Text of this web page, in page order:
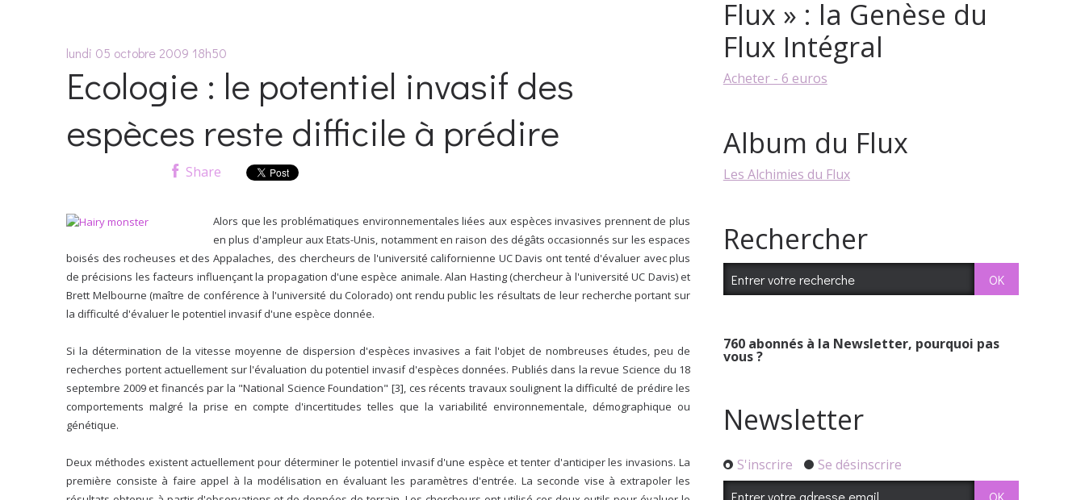
lundi 05 octobre 2009 18h50
Ecologie : le potentiel invasif des
espèces reste difficile à prédire
Share
Alors que les problématiques environnementales liées aux espèces invasives prennent de plus
en plus d'ampleur aux Etats-Unis, notamment en raison des dégâts occasionnés sur les espaces
boisés des rocheuses et des Appalaches, des chercheurs de l'université californienne UC Davis ont tenté d'évaluer avec plus
de précisions les facteurs influençant la propagation d'une espèce animale. Alan Hasting (chercheur à l'université UC Davis) et
Brett Melbourne (maître de conférence à l'université du Colorado) ont rendu public les résultats de leur recherche portant sur
la difficulté d'évaluer le potentiel invasif d'une espèce donnée.
Si la détermination de la vitesse moyenne de dispersion d'espèces invasives a fait l'objet de nombreuses études, peu de
recherches portent actuellement sur l'évaluation du potentiel invasif d'espèces données. Publiés dans la revue Science du 18
septembre 2009 et financés par la "National Science Foundation" [3], ces récents travaux soulignent la difficulté de prédire les
comportements malgré la prise en compte d'incertitudes telles que la variabilité environnementale, démographique ou
génétique.
Deux méthodes existent actuellement pour déterminer le potentiel invasif d'une espèce et tenter d'anticiper les invasions. La
première consiste à faire appel à la modélisation en évaluant les paramètres d'entrée. La seconde vise à extrapoler les
Flux » : la Genèse du
Flux Intégral
Acheter - 6 euros
Album du Flux
Les Alchimies du Flux
Rechercher
760abonnés à la Newsletter, pourquoi pas
vous ?
Newsletter
S'inscrire Se désinscrire